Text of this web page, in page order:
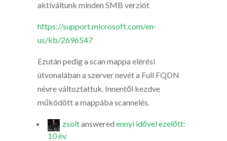
aktiváltunk minden SMB verziót
https://support.microsoft.com/en-
us/kb/2696547
Ezután pedig a scan mappa elérési
útvonalában a szerver nevét a Full FQDN
névre változtattuk. Innentől kezdve
működött a mappába scannelés.
zsoltanswered ennyi idővel ezelőtt:
10 év